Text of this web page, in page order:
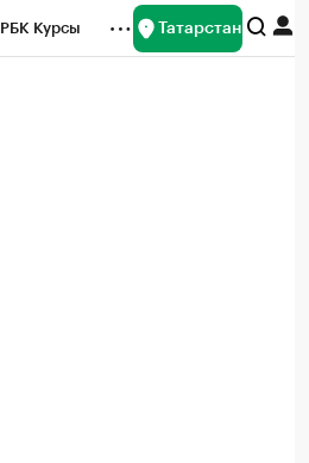
РБК Курсы Татарстан